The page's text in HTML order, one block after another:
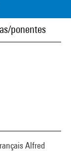
ponentes
Alfred